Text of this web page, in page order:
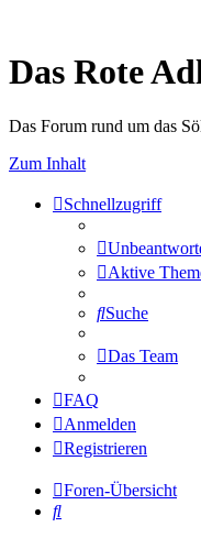
Das Rote
Das Forum rund um das
Zum Inhalt
Schnellzugriff
Aktive
Suche
Das Team
FAQ
Anmelden
Registrieren
Foren-Übersicht
Suche